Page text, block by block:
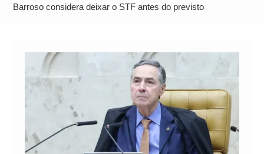
Operação Ágio: Ação policial na Bahia prende 14
Barroso considera deixar o STF antes do previsto